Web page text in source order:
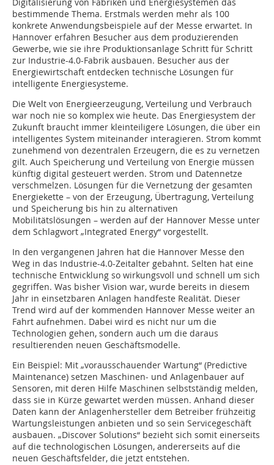
Digitalisierung von Fabriken und Energiesystemen das
bestimmende Thema. Erstmals werden mehr als 100
konkrete Anwendungsbeispiele auf der Messe erwartet. In
Hannover erfahren Besucher aus dem produzierenden
Gewerbe, wie sie ihre Produktionsan­lage Schritt für Schritt
zur Industrie-4.0-Fabrik ausbauen. Besucher aus der
Energiewirtschaft entdecken technische Lösungen für
intelligente Energiesysteme.
Die Welt von Energieerzeugung, Verteilung und Verbrauch
war noch nie so komplex wie heute. Das Energiesystem der
Zukunft braucht immer kleinteiligere Lösungen, die über ein
intelligentes System miteinander interagieren. Strom kommt
zunehmend von dezentralen Erzeugern, die es zu vernetzen
gilt. Auch Speicherung und Verteilung von Energie müssen
künftig digital gesteuert werden. Strom und Datennetze
verschmelzen. Lösungen für die Vernetzung der gesamten
Energiekette – von der Erzeugung, Übertragung, Verteilung
und Speicherung bis hin zu alternativen
Mobilitätslösungen – werden auf der Hannover Messe unter
dem Schlagwort „Integrated Energy“ vorgestellt.
In den vergangenen Jahren hat die Hannover Messe den
Weg in das Industrie-4.0-Zeitalter gebahnt. Selten hat eine
technische Entwicklung so wirkungsvoll und schnell um sich
gegriffen. Was bisher ­Vision war, wurde bereits in diesem
Jahr in einsetzbaren Anlagen handfeste Realität. Dieser
Trend wird auf der kommenden Hannover Messe weiter an
Fahrt aufnehmen. Dabei wird es nicht nur um die
Technologien gehen, sondern auch um die daraus
resultierenden neuen Geschäftsmodelle.
Ein Beispiel: Mit „vorausschauender Wartung“ (Predictive
Maintenance) setzen Maschinen- und Anlagenbauer auf
Sensoren, mit deren Hilfe Maschinen selbstständig melden,
dass sie in Kürze gewartet werden müssen. Anhand dieser
Daten kann der Anlagenhersteller dem Betreiber frühzeitig
Wartungsleistungen anbieten und so sein Servicegeschäft
ausbauen. „Discover Solutions“ bezieht sich somit einerseits
auf die technologischen Lösungen, andererseits auf die
neuen Geschäftsfelder, die jetzt entstehen.